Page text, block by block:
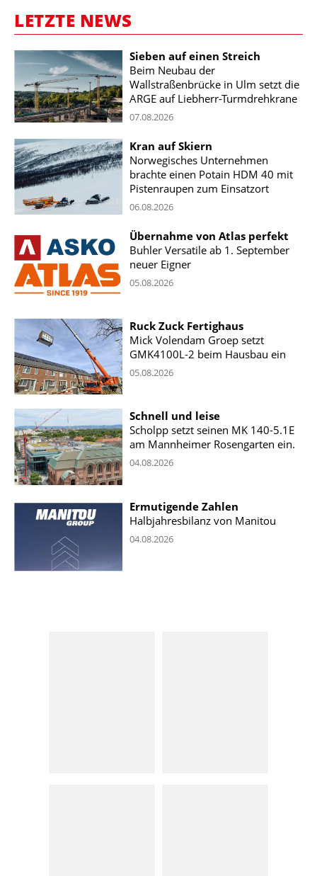
LETZTE NEWS
Sieben auf einen Streich
Beim Neubau der
Wallstraßenbrücke in Ulm setzt die
ARGE auf Liebherr-Turmdrehkrane
07.08.2026
Kran auf Skiern
Norwegisches Unternehmen
brachte einen Potain HDM 40 mit
Pistenraupen zum Einsatzort
06.08.2026
Übernahme von Atlas perfekt
Buhler Versatile ab 1. September
neuer Eigner
05.08.2026
Ruck Zuck Fertighaus
Mick Volendam Groep setzt
GMK4100L-2 beim Hausbau ein
05.08.2026
Schnell und leise
Scholpp setzt seinen MK 140-5.1E
am Mannheimer Rosengarten ein.
04.08.2026
Ermutigende Zahlen
Halbjahresbilanz von Manitou
04.08.2026